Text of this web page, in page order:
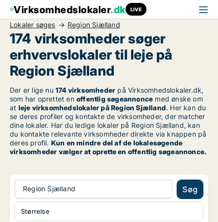
Virksomhedslokaler.dk LIVE
Lokaler søges Region Sjælland
174 virksomheder søger
erhvervslokaler til leje på
Region Sjælland
Der er lige nu 174 virksomheder på Virksomhedslokaler.dk,
som har oprettet en offentlig søgeannonce med ønske om
at leje virksomhedslokaler på Region Sjælland. Her kan du
se deres profiler og kontakte de virksomheder, der matcher
dine lokaler. Har du ledige lokaler på Region Sjælland, kan
du kontakte relevante virksomheder direkte via knappen på
deres profil. Kun en mindre del af de lokalesøgende
virksomheder vælger at oprette en offentlig søgeannonce.
Region Sjælland Søg
Størrelse